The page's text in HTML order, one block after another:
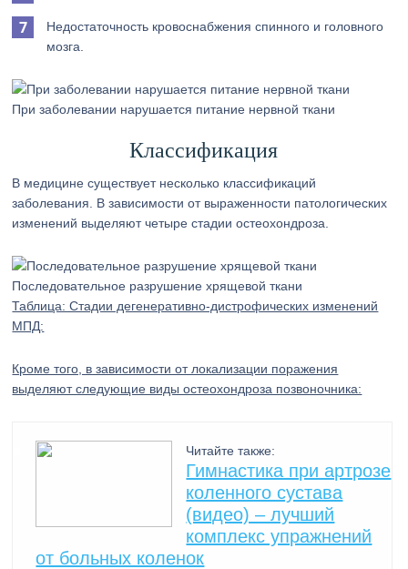
Недостаточность кровоснабжения спинного и головного
мозга.
При заболевании нарушается питание нервной ткани
Классификация
В медицине существует несколько классификаций
заболевания. В зависимости от выраженности патологических
изменений выделяют четыре стадии остеохондроза.
Последовательное разрушение хрящевой ткани
Таблица: Стадии дегенеративно-дистрофических изменений
МПД:
Кроме того, в зависимости от локализации поражения
выделяют следующие виды остеохондроза позвоночника:
Читайте также:
Гимнастика при артрозе
коленного сустава
(видео) – лучший
комплекс упражнений
от больных коленок